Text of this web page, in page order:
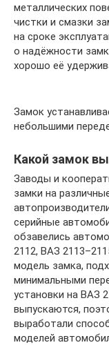
металлических
чистки и смазки
на сроке
о надёжности
хорошо её
Замок
небольшими
Какой замок
Заводы и
замки на
серийные
обзавелись
2112, ВАЗ
модель замка,
минимальными
установки на ВАЗ
выпускаются,
выработали
моделей